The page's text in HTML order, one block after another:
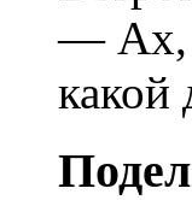
— Ах,